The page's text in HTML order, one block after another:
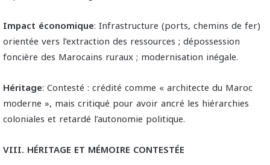
Impact économique: Infrastructure (ports, chemins de fer)
orientée vers l’extraction des ressources ; dépossession
foncière des Marocains ruraux ; modernisation inégale.
Héritage: Contesté : crédité comme « architecte du Maroc
moderne », mais critiqué pour avoir ancré les hiérarchies
coloniales et retardé l’autonomie politique.
VIII. HÉRITAGE ET MÉMOIRE CONTESTÉE